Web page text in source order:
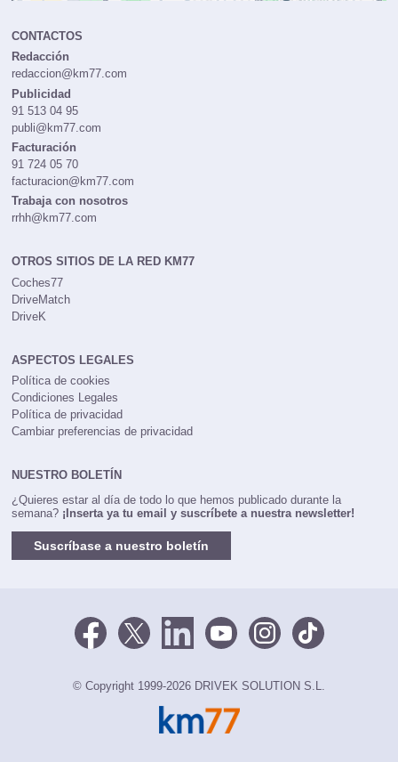
CONTACTOS
Redacción
redaccion@km77.com
Publicidad
91 513 04 95
publi@km77.com
Facturación
91 724 05 70
facturacion@km77.com
Trabaja con nosotros
rrhh@km77.com
OTROS SITIOS DE LA RED KM77
Coches77
DriveMatch
DriveK
ASPECTOS LEGALES
Política de cookies
Condiciones Legales
Política de privacidad
Cambiar preferencias de privacidad
NUESTRO BOLETÍN
¿Quieres estar al día de todo lo que hemos publicado durante la
semana? ¡Inserta ya tu email y suscríbete a nuestra newsletter!
Suscríbase a nuestro boletín
© Copyright 1999-2026 DRIVEK SOLUTION S.L.